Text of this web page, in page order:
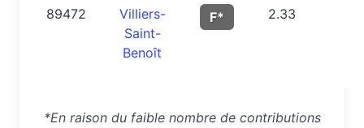
89472
Villiers-
Saint-
Benoît
F* 2.33
*En raison du faible nombre de contributions